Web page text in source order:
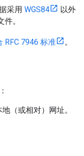
采用 WGS84
以外
。
RFC 7946 标准 。
（或相对）网址。